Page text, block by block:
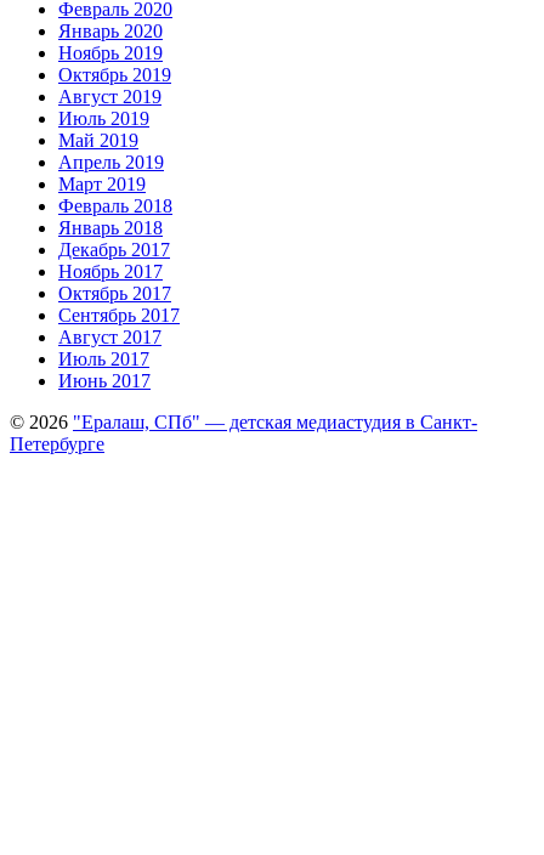
Февраль 2020
Январь 2020
Ноябрь 2019
Октябрь 2019
Август 2019
Июль 2019
Май 2019
Апрель 2019
Март 2019
Февраль 2018
Январь 2018
Декабрь 2017
Ноябрь 2017
Октябрь 2017
Сентябрь 2017
Август 2017
Июль 2017
Июнь 2017
© 2026 "Ералаш, СПб" — детская медиастудия в Санкт-
Петербурге